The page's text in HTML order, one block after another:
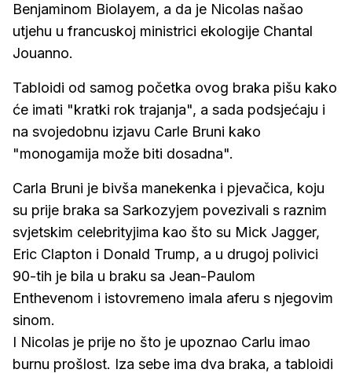
Benjaminom Biolayem, a da je Nicolas našao
utjehu u francuskoj ministrici ekologije Chantal
Jouanno.
Tabloidi od samog početka ovog braka pišu kako
će imati "kratki rok trajanja", a sada podsjećaju i
na svojedobnu izjavu Carle Bruni kako
"monogamija može biti dosadna".
Carla Bruni je bivša manekenka i pjevačica, koju
su prije braka sa Sarkozyjem povezivali s raznim
svjetskim celebrityjima kao što su Mick Jagger,
Eric Clapton i Donald Trump, a u drugoj polivici
90-tih je bila u braku sa Jean-Paulom
Enthevenom i istovremeno imala aferu s njegovim
sinom.
I Nicolas je prije no što je upoznao Carlu imao
burnu prošlost. Iza sebe ima dva braka, a tabloidi